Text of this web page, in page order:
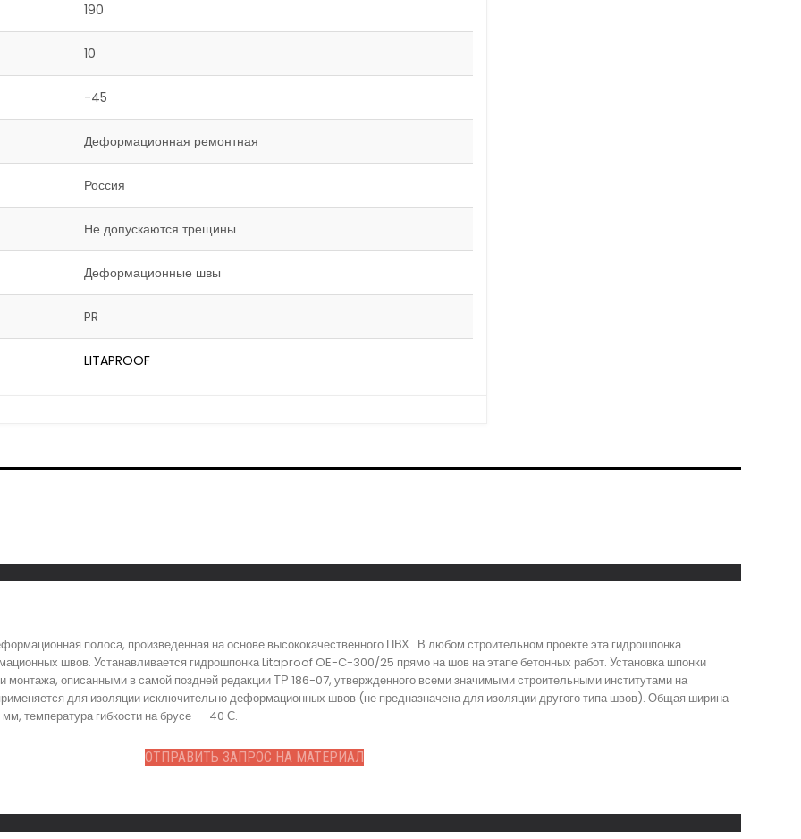
190
10
-45
Деформационная ремонтная
Россия
Не допускаются трещины
Деформационные швы
PR
LITAPROOF
полоса, произведенная на основе высококачественного ПВХ . В любом строительном проекте эта гидрошпонка
швов. Устанавливается гидрошпонка Litaproof OE-C-300/25 прямо на шов на этапе бетонных работ. Установка шпонки
монтажа, описанными в самой поздней редакции ТР 186-07, утвержденного всеми значимыми строительными институтами на
для изоляции исключительно деформационных швов (не предназначена для изоляции другого типа швов). Общая ширина
температура гибкости на брусе - -40 С.
ОТПРАВИТЬ ЗАПРОС НА МАТЕРИАЛ